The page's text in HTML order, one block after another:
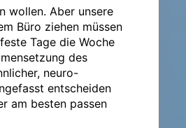
wollen. Aber unsere
Büro ziehen müssen
Tage die Woche
des
neuro-
entscheiden
am besten passen